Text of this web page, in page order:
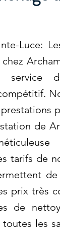
Luce:
service
de
tarifs de
prix très
de
les